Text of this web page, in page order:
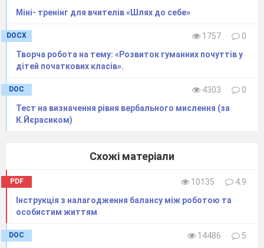
Міні- тренінг для вчителів «Шлях до себе»
DOCX 1757
0
Творча робота на тему: «Розвиток гуманних почуттів у
дітей початкових класів».
DOC 4303
0
Тест на визначення рівня вербального мислення (за
К.Йєрасиком)
Схожі матеріали
PDF 10135
4.9
Інструкція з налагодження балансу між роботою та
особистим життям
DOC 14486
5